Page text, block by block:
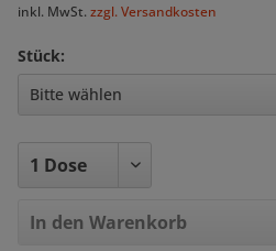
inkl. MwSt.zzgl. Versandkosten
Stück:
In den Warenkorb